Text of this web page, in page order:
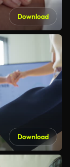
Download
Download